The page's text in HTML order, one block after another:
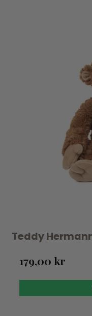
Teddy
179,00 kr